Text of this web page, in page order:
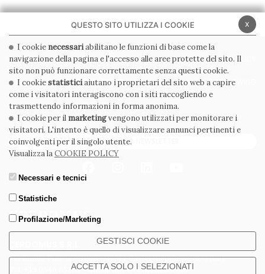
Via Emilia Ponente, 1000 - 48014 Castel Bolognese (RA) Italy
Tel. +39.0546.652111 - Email: info@cerdomus.com
PRIVACY POLICY COOKIE POLICY
CONDIZIONI GENERALI WHISTLEBLOWING
CODICE ETICO
ISCRIVITI ALLA NEWSLETTER
x
QUESTO SITO UTILIZZA I COOKIE
I cookie necessariabilitano le funzioni di base come la
navigazione della pagina e l'accesso alle aree protette del sito. Il
sito non può funzionare correttamente senza questi cookie.
I cookiestatisticiaiutano i proprietari del sito web a capire
come i visitatori interagiscono con i siti raccogliendo e
trasmettendo informazioni in forma anonima.
I cookie per il marketingvengono utilizzati per monitorare i
visitatori. L'intento è quello di visualizzare annunci pertinenti e
coinvolgenti per il singolo utente.
Visualizza laCOOKIE POLICY
Necessari e tecnici
Statistiche
Profilazione/Marketing
GESTISCI COOKIE
ACCETTA SOLO I SELEZIONATI